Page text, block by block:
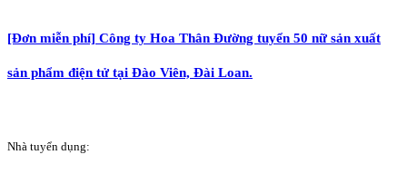
[Đơn miễn phí] Công ty Hoa Thân Đường tuyển 50 nữ sản xuất
sản phẩm điện tử tại Đào Viên, Đài Loan.
Nhà tuyển dụng: